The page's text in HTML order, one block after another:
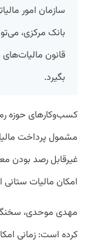
سازمان امور
بانک مرکزی،
قانون
بگیرد.
مشمول پرداخت
غیرقابل رصد بودن
امکان مالیات ستانی
مهدی موحدی،
کرده است: زمانی